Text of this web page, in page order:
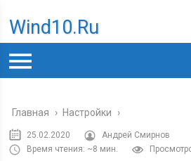
Wind10.ru
Главная › Настройки ›
25.02.2020
Андрей Смирнов
Время чтения: ~8 мин.